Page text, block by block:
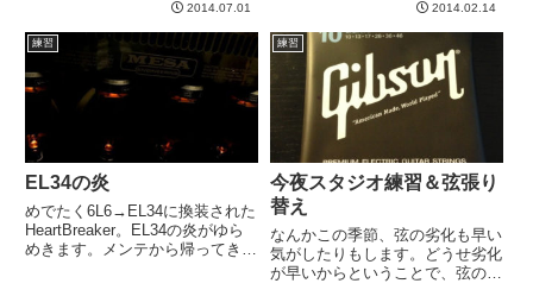
ちらデタラメ野郎は、BUCK-
TICKのコピーバンドで、昨年１
２月以来、２回目のライブです。
私はキーボードで...
2014.07.01
してもらおうと思ってまし
た・・・が、・・・ちょっと雪が
激しいので断念しましたwww明
日の道路状況見ていけそうなら...
2014.02.14
練習
EL34の炎
めでたく6L6→EL34に換装された
HeartBreaker。EL34の炎がゆら
めきます。メンテから帰ってきた
練習
今夜スタジオ練習＆弦張り
替え
なんかこの季節、弦の劣化も早い
気がしたりもします。どうせ劣化
が早いからということで、弦の交